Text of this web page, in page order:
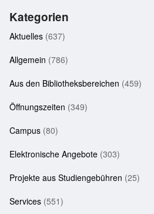
Kategorien
Aktuelles (637)
Allgemein (786)
Aus den Bibliotheksbereichen (459)
Öffnungszeiten (349)
Campus (80)
Elektronische Angebote (303)
Projekte aus Studiengebühren (25)
Services (551)